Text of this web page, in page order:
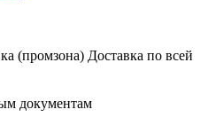
(промзона) Доставка по всей
документам